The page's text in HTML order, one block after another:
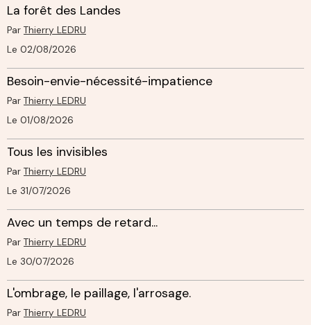
La forêt des Landes
Par Thierry LEDRU
Le 02/08/2026
Besoin-envie-nécessité-impatience
Par Thierry LEDRU
Le 01/08/2026
Tous les invisibles
Par Thierry LEDRU
Le 31/07/2026
Avec un temps de retard...
Par Thierry LEDRU
Le 30/07/2026
L'ombrage, le paillage, l'arrosage.
Par Thierry LEDRU